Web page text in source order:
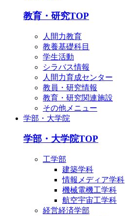
教育・研究TOP
人間力教育
教養基礎科目
学生活動
シラバス情報
人間力育成センター
教員・研究情報
教育・研究関連施設
その他メニュー
学部・大学院
学部・大学院TOP
工学部
建築学科
情報メディア学科
機械電機工学科
航空宇宙工学科
経営経済学部